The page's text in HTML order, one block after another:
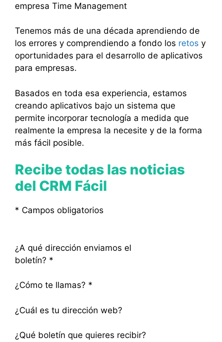
empresa Time Management
Tenemos más de una década aprendiendo de
los errores y comprendiendo a fondo los retos y
oportunidades para el desarrollo de aplicativos
para empresas.
Basados en toda esa experiencia, estamos
creando aplicativos bajo un sistema que
permite incorporar tecnología a medida que
realmente la empresa la necesite y de la forma
más fácil posible.
Recibe todas las noticias
del CRM Fácil
* Campos obligatorios
¿A qué dirección enviamos el
boletín? *
¿Cómo te llamas? *
¿Cuál es tu dirección web?
¿Qué boletín que quieres recibir?